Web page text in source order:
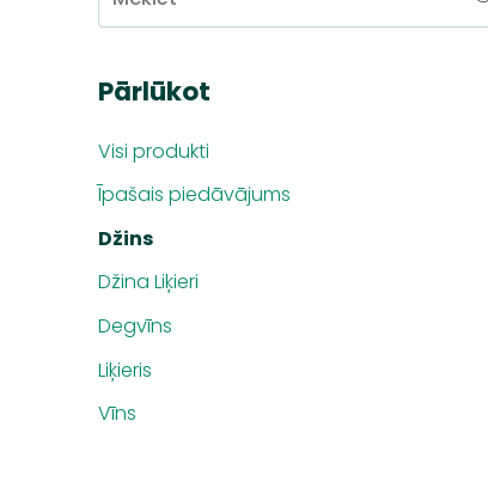
Pārlūkot
Visi produkti
Īpašais piedāvājums
Džins
Džina Liķieri
Degvīns
Liķieris
Vīns